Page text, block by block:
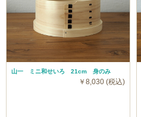
山一 ミニ和せいろ 21cm 身のみ
￥8,030 (税込)